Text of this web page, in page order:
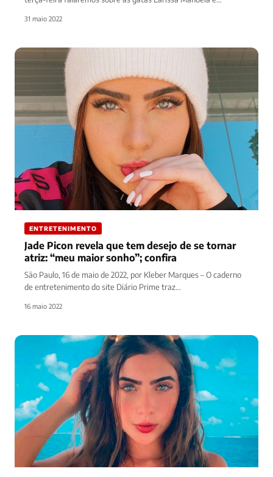
31 maio 2022
ENTRETENIMENTO
Jade Picon revela que tem desejo de se tornar
atriz: “meu maior sonho”; confira
São Paulo, 16 de maio de 2022, por Kleber Marques – O caderno
de entretenimento do site Diário Prime traz…
16 maio 2022